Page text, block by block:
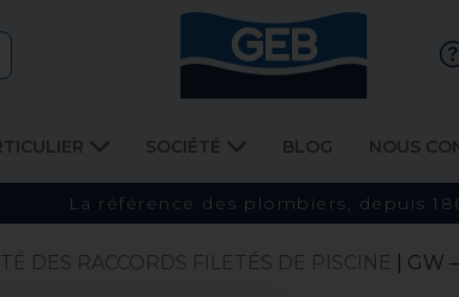
SOCIÉTÉ BLOG NOUS
La référence des plombiers, depuis
DES RACCORDS FILETÉS DE PISCINE | GW